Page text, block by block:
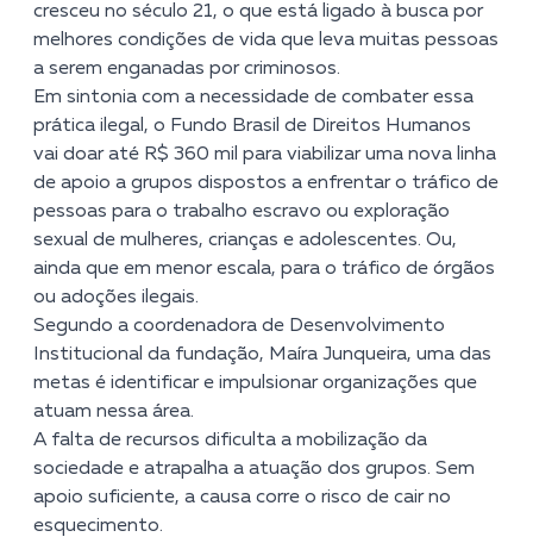
cresceu no século 21, o que está ligado à busca por
melhores condições de vida que leva muitas pessoas
a serem enganadas por criminosos.
Em sintonia com a necessidade de combater essa
prática ilegal, o Fundo Brasil de Direitos Humanos
vai doar até R$ 360 mil para viabilizar uma nova linha
de apoio a grupos dispostos a enfrentar o tráfico de
pessoas para o trabalho escravo ou exploração
sexual de mulheres, crianças e adolescentes. Ou,
ainda que em menor escala, para o tráfico de órgãos
ou adoções ilegais.
Segundo a coordenadora de Desenvolvimento
Institucional da fundação, Maíra Junqueira, uma das
metas é identificar e impulsionar organizações que
atuam nessa área.
A falta de recursos dificulta a mobilização da
sociedade e atrapalha a atuação dos grupos. Sem
apoio suficiente, a causa corre o risco de cair no
esquecimento.